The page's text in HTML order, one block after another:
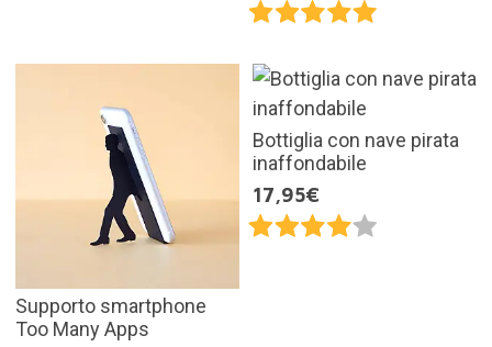
Supporto smartphone
Too Many Apps
Bottiglia con nave pirata
inaffondabile
17,95€